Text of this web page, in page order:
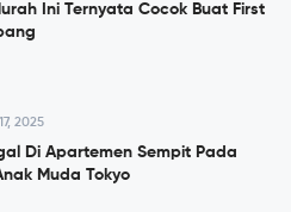
Ini Ternyata Cocok Buat First
2025
Di Apartemen Sempit Pada
Muda Tokyo